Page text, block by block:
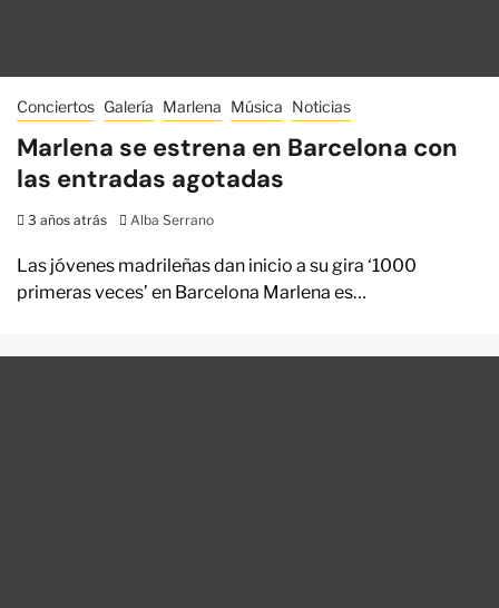
Conciertos Galería Marlena Música Noticias
Marlena se estrena en Barcelona con
las entradas agotadas
3 años atrás Alba Serrano
Las jóvenes madrileñas dan inicio a su gira ‘1000
primeras veces’ en Barcelona Marlena es…